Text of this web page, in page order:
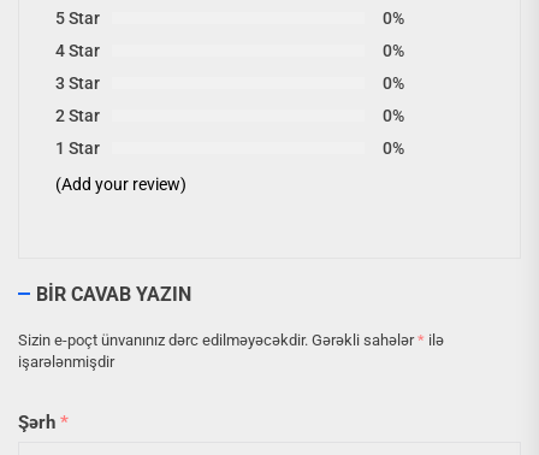
5 Star
0%
4 Star
0%
3 Star
0%
2 Star
0%
1 Star
0%
(Add your review)
BIR CAVAB YAZIN
Sizin e-poçt ünvanınız dərc edilməyəcəkdir. Gərəkli sahələr* ilə
işarələnmişdir
Şərh *